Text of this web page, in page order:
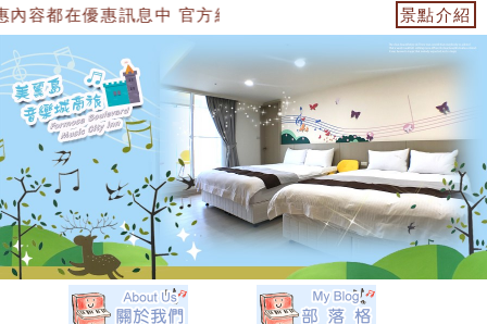
容都在優惠訊息中 官方網站：https:// 景點介紹